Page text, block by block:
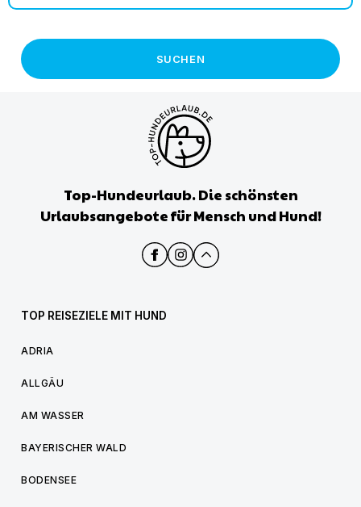
SUCHEN
Top-Hundeurlaub. Die schönsten
Urlaubsangebote für Mensch und Hund!
TOP REISEZIELE MIT HUND
ADRIA
ALLGÄU
AM WASSER
BAYERISCHER WALD
BODENSEE